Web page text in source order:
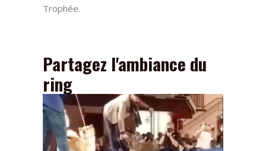
Trophée.
Partagez l'ambiance du
ring